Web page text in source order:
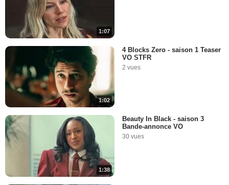
1:07
1:02
4 Blocks Zero - saison 1 Teaser
VO STFR
2 vues
1:38
Beauty In Black - saison 3
Bande-annonce VO
30 vues